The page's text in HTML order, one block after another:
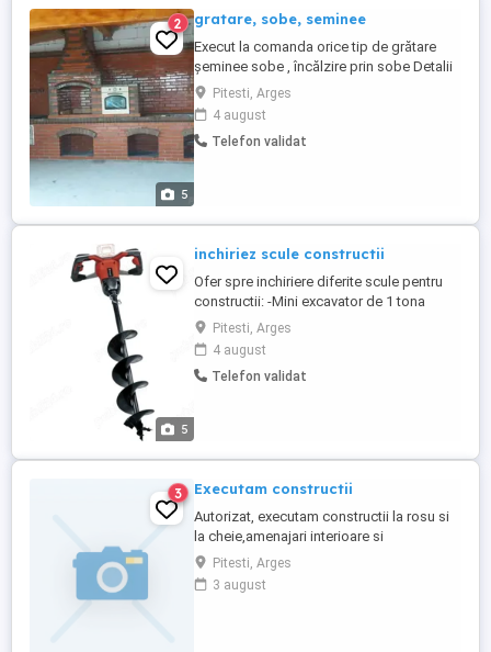
5
2 gratare, sobe, seminee
Execut la comanda orice tip de grătare
șeminee sobe , încălzire prin sobe Detalii
la telefon Anunț valabil doar pentru județul
Arges
Pitesti, Arges
4 august
Telefon validat
5
inchiriez scule constructii
Ofer spre inchiriere diferite scule pentru
constructii: -Mini excavator de 1 tona
pentru santuri de gaze ,apa ,canalizare
,cabluri etc -Mini incarcator o tona ,ideal
pentru intins pamant ,nisip ,chisai ,incarcat
sau nivelat -mai compactor -placa vibranta
Pitesti, Arges
4 august
Telefon validat
3 Executam constructii
Autorizat, executam constructii la rosu si
la cheie,amenajari interioare si
exterioare,griluri ,foisoare de curte,
amenajari de curte etc. Oferim servicii de
calitate si seriozitate, in raza judetului
Pitesti, Arges
3 august